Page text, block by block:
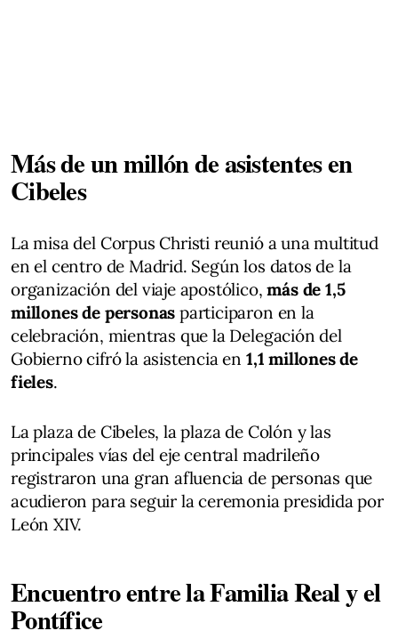
Más de un millón de asistentes en
Cibeles
La misa del Corpus Christi reunió a una multitud
en el centro de Madrid. Según los datos de la
organización del viaje apostólico,más de 1,5
millones de personas participaron en la
celebración, mientras que la Delegación del
Gobierno cifró la asistencia en 1,1 millones de
fieles.
La plaza de Cibeles, la plaza de Colón y las
principales vías del eje central madrileño
registraron una gran afluencia de personas que
acudieron para seguir la ceremonia presidida por
León XIV.
Encuentro entre la Familia Real y el
Pontífice